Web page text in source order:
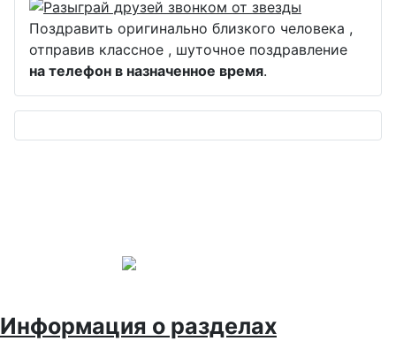
Поздравить оригинально близкого человека ,
отправив классное , шуточное поздравление
на телефон в назначенное время.
Информация о разделах